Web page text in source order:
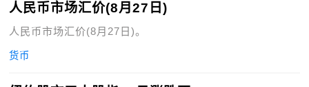
人民币市场汇价(8月27日)
人民币市场汇价(8月27日)。
货币